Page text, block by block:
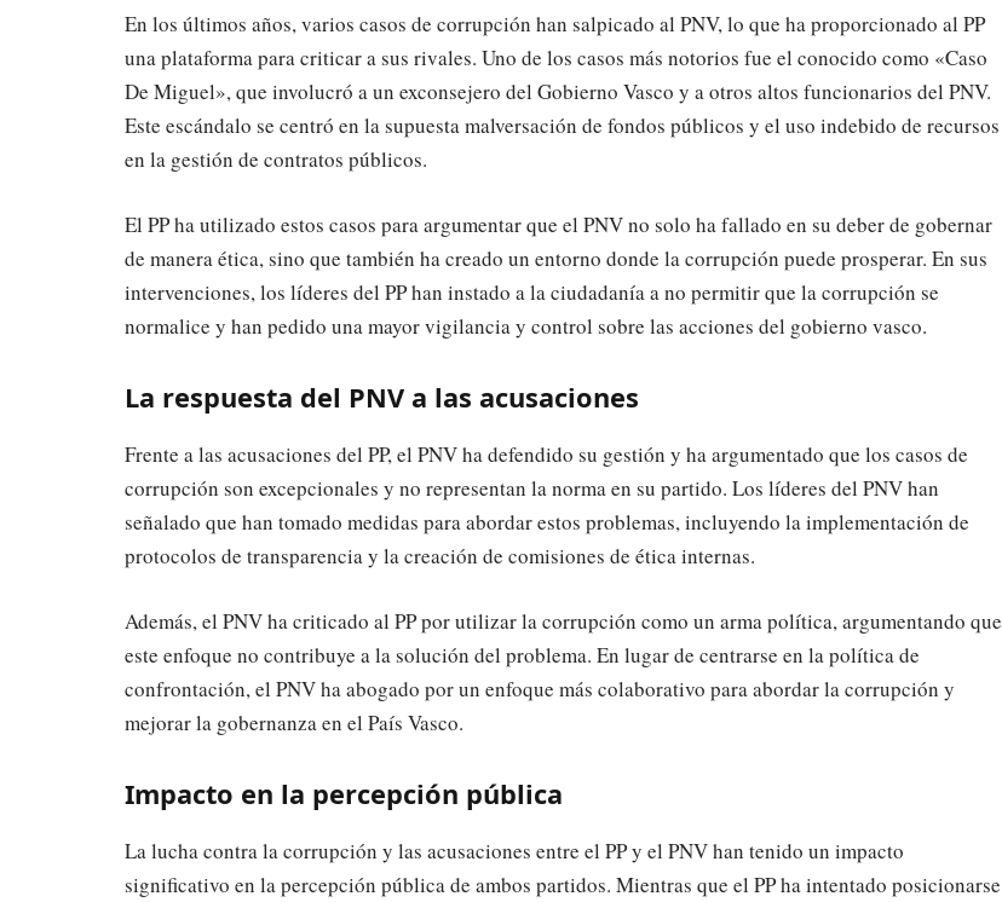
En los últimos años, varios casos de corrupción han salpicado al PNV, lo que ha proporcionado al PP
una plataforma para criticar a sus rivales. Uno de los casos más notorios fue el conocido como «Caso
De Miguel», que involucró a un exconsejero del Gobierno Vasco y a otros altos funcionarios del PNV.
Este escándalo se centró en la supuesta malversación de fondos públicos y el uso indebido de recursos
en la gestión de contratos públicos.
El PP ha utilizado estos casos para argumentar que el PNV no solo ha fallado en su deber de gobernar
de manera ética, sino que también ha creado un entorno donde la corrupción puede prosperar. En sus
intervenciones, los líderes del PP han instado a la ciudadanía a no permitir que la corrupción se
normalice y han pedido una mayor vigilancia y control sobre las acciones del gobierno vasco.
La respuesta del PNV a las acusaciones
Frente a las acusaciones del PP, el PNV ha defendido su gestión y ha argumentado que los casos de
corrupción son excepcionales y no representan la norma en su partido. Los líderes del PNV han
señalado que han tomado medidas para abordar estos problemas, incluyendo la implementación de
protocolos de transparencia y la creación de comisiones de ética internas.
Además, el PNV ha criticado al PP por utilizar la corrupción como un arma política, argumentando que
este enfoque no contribuye a la solución del problema. En lugar de centrarse en la política de
confrontación, el PNV ha abogado por un enfoque más colaborativo para abordar la corrupción y
mejorar la gobernanza en el País Vasco.
Impacto en la percepción pública
La lucha contra la corrupción y las acusaciones entre el PP y el PNV han tenido un impacto
significativo en la percepción pública de ambos partidos. Mientras que el PP ha intentado posicionarse